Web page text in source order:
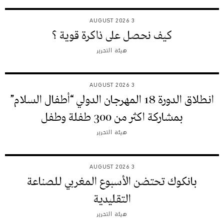
3 AUGUST 2026
كيف نحصل على ذاكرة قوية ؟
هيئة التحرير
3 AUGUST 2026
انطلاق الدورة 18 المهرجان الدولي “أطفال السلام”
بمشاركة اكثر من 300 طفلة وطفل
هيئة التحرير
3 AUGUST 2026
بانكوك تحتضن الأسبوع المغربي للصناعة
التقليدية
هيئة التحرير